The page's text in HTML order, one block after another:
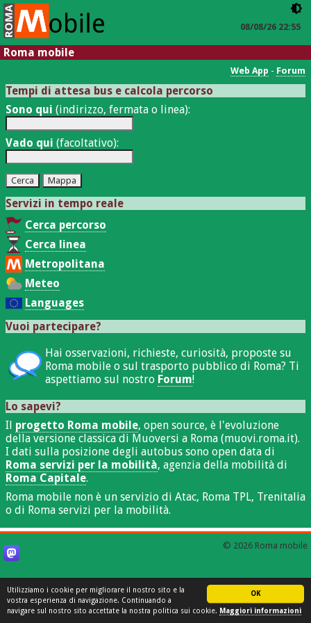
OK
Utilizziamo i cookie per migliorare il nostro sito e la
vostra esperienza di navigazione. Continuando a
navigare sul nostro sito accettate la nostra politica sui cookie. Maggiori informazioni
08/08/26 22:55
Roma mobile
Web App - Forum
Tempi di attesa bus e calcola percorso
Sono qui (indirizzo, fermata o linea):
Vado qui (facoltativo):
Servizi in tempo reale
Cerca percorso
Cerca linea
Metropolitana
Meteo
Languages
Vuoi partecipare?
Hai osservazioni, richieste, curiosità, proposte su
Roma mobile o sul trasporto pubblico di Roma? Ti
aspettiamo sul nostro Forum!
Lo sapevi?
Il progetto Roma mobile, open source, è l'evoluzione
della versione classica di Muoversi a Roma (muovi.roma.it).
I dati sulla posizione degli autobus sono open data di
Roma servizi per la mobilità, agenzia della mobilità di
Roma Capitale.
Roma mobile non è un servizio di Atac, Roma TPL, Trenitalia
o di Roma servizi per la mobilità.
© 2026 Roma mobile